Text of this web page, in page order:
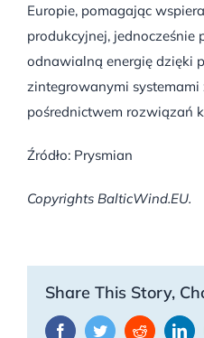
Europie, pomagając
produkcyjnej, jednocześnie
odnawialną energię dzięki
zintegrowanymi
pośrednictwem rozwiązań
Źródło: Prysmian
Copyrights BalticWind.EU.
Share This Story,
FacebookTwitterReddit